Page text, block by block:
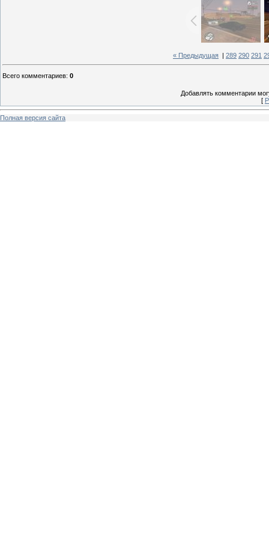
« Предыдущая 289 290 291
Всего комментариев: 0
Добавлять комментарии
[
Полная версия сайта